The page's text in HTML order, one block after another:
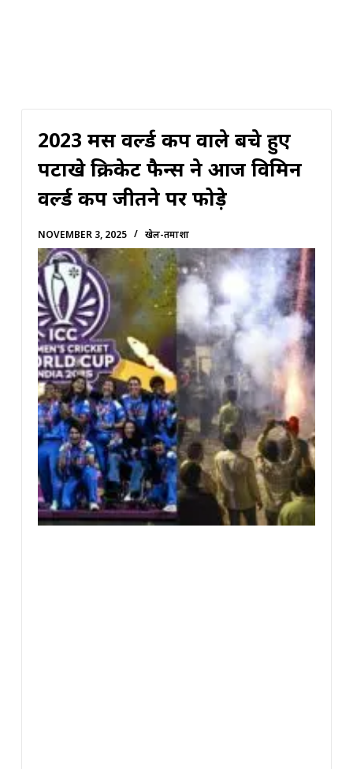
2023 मेंस वर्ल्ड कप वाले बचे हुए
पटाखे क्रिकेट फैन्स ने आज विमिन
वर्ल्ड कप जीतने पर फोड़े
NOVEMBER 3, 2025 खेल-तमाशा